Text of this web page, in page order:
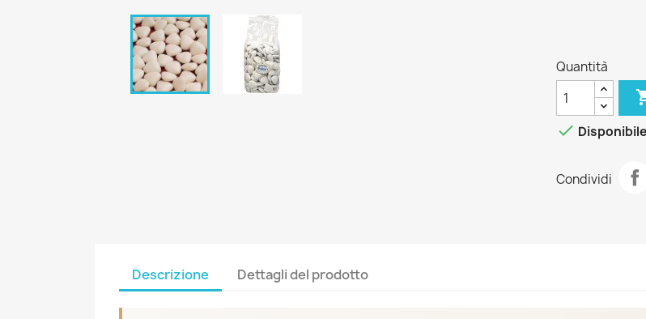
Quantità
 Disponibile
Condividi
Descrizione Dettagli del prodotto